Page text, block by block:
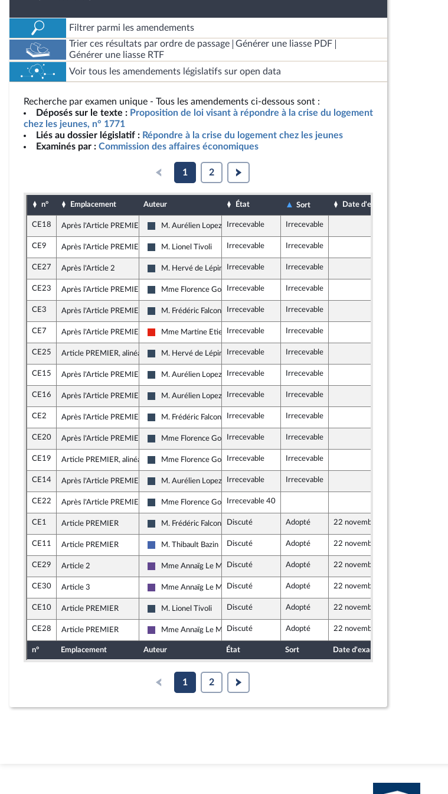
Filtrer parmi les amendements
Trier ces résultats par ordre de passage
Générer une liasse PDF
Générer une liasse RTF
Voir tous les amendements législatifs sur open data
Recherche par examen unique - Tous les amendements ci-dessous sont :
Déposés sur le texte : Proposition de loi visant à répondre à la crise du logement
chez les jeunes, n° 1771
Liés au dossier législatif : Répondre à la crise du logement chez les jeunes
Examinés par : Commission des affaires économiques
1 2
n° Emplacement Auteur État Sort Date d'examen
CE18 Après l'Article PREMIER
Rassemblement National
M. Aurélien Lopez-LiguoriIrrecevable Irrecevable
CE9 Après l'Article PREMIER
Rassemblement National
M. Lionel Tivoli Irrecevable Irrecevable
CE27 Après l'Article 2
Rassemblement National
M. Hervé de LépinauIrrecevable Irrecevable
CE23 Après l'Article PREMIER
Rassemblement National
Mme Florence GouletIrrecevable Irrecevable
CE3 Après l'Article PREMIER
Rassemblement National
M. Frédéric Falcon Irrecevable Irrecevable
CE7 Après l'Article PREMIER
La France insoumise - Nouvelle Union Populaire écologique et sociale
Mme Martine EtienneIrrecevable Irrecevable
CE25 Article PREMIER, alinéa 6
Rassemblement National
M. Hervé de LépinauIrrecevable Irrecevable
CE15 Après l'Article PREMIER
Rassemblement National
M. Aurélien Lopez-LiguoriIrrecevable Irrecevable
CE16 Après l'Article PREMIER
Rassemblement National
M. Aurélien Lopez-LiguoriIrrecevable Irrecevable
CE2 Après l'Article PREMIER
Rassemblement National
M. Frédéric Falcon Irrecevable Irrecevable
CE20 Après l'Article PREMIER
Rassemblement National
Mme Florence GouletIrrecevable Irrecevable
CE19 Article PREMIER, alinéa 6
Rassemblement National
Mme Florence GouletIrrecevable Irrecevable
CE14 Après l'Article PREMIER
Rassemblement National
M. Aurélien Lopez-LiguoriIrrecevable Irrecevable
CE22 Après l'Article PREMIER
Rassemblement National
Mme Florence GouletIrrecevable 40
CE1 Article PREMIER
Rassemblement National
M. Frédéric Falcon Discuté Adopté 22 novembre 2023
CE11 Article PREMIER
Les Républicains
M. Thibault Bazin Discuté Adopté 22 novembre 2023
CE29 Article 2
Renaissance
Mme Annaïg Le MeurDiscuté Adopté 22 novembre 2023
CE30 Article 3
Renaissance
Mme Annaïg Le MeurDiscuté Adopté 22 novembre 2023
CE10 Article PREMIER
Rassemblement National
M. Lionel Tivoli Discuté Adopté 22 novembre 2023
CE28 Article PREMIER
Renaissance
Mme Annaïg Le MeurDiscuté Adopté 22 novembre 2023
n° Emplacement Auteur État Sort Date d'examen
1 2